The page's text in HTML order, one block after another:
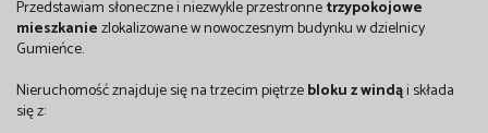
Przedstawiam słoneczne i niezwykle przestronnetrzypokojowe
mieszkaniezlokalizowane w nowoczesnym budynku w dzielnicy
Gumieńce.
Nieruchomość znajduje się na trzecim piętrzebloku z windąi składa
się z: